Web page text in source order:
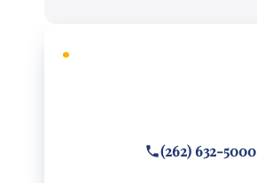
CONSULTA GRATUITA
(262) 632-5000